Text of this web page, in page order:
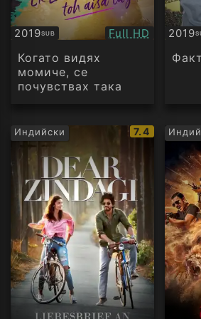
2019SUB
Субтитри Качество:
Full HD
Когато видях
момиче, се
почувствах така
2019
Индийски
IMDb
рейтинг:
7.4